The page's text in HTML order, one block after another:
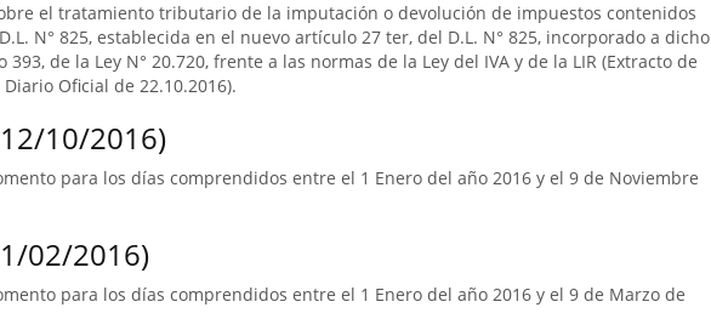
el tratamiento tributario de la imputación o devolución de impuestos contenidos
N° 825, establecida en el nuevo artículo 27 ter, del D.L. N° 825, incorporado a dicho
de la Ley N° 20.720, frente a las normas de la Ley del IVA y de la LIR (Extracto de
Oficial de 22.10.2016).
10/2016)
para los días comprendidos entre el 1 Enero del año 2016 y el 9 de Noviembre
02/2016)
para los días comprendidos entre el 1 Enero del año 2016 y el 9 de Marzo de